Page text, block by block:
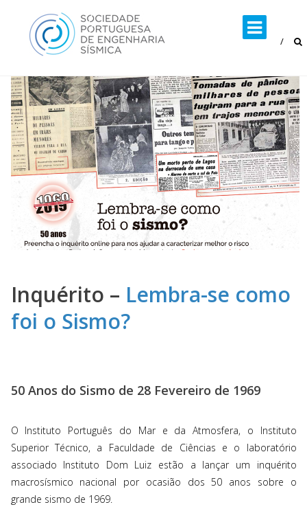
content
Inquérito – Lembra-se como
foi o Sismo?
50 Anos do Sismo de 28 Fevereiro de 1969
O Instituto Português do Mar e da Atmosfera, o Instituto
Superior Técnico, a Faculdade de Ciências e o laboratório
associado Instituto Dom Luiz estão a lançar um inquérito
macrosísmico nacional por ocasião dos 50 anos sobre o
grande sismo de 1969.